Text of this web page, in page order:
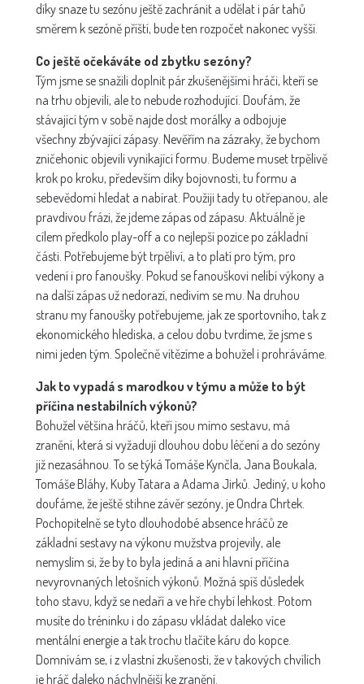
díky snaze tu sezónu ještě zachránit a udělat i pár tahů
směrem k sezóně příští, bude ten rozpočet nakonec vyšší.
Co ještě očekáváte od zbytku sezóny?
Tým jsme se snažili doplnit pár zkušenějšími hráči, kteří se
na trhu objevili, ale to nebude rozhodující. Doufám, že
stávající tým v sobě najde dost morálky a odbojuje
všechny zbývající zápasy. Nevěřím na zázraky, že bychom
zničehonic objevili vynikající formu. Budeme muset trpělivě
krok po kroku, především díky bojovnosti, tu formu a
sebevědomí hledat a nabírat. Použiji tady tu otřepanou, ale
pravdivou frázi, že jdeme zápas od zápasu. Aktuálně je
cílem předkolo play-off a co nejlepší pozice po základní
části. Potřebujeme být trpěliví, a to platí pro tým, pro
vedení i pro fanoušky. Pokud se fanouškovi nelíbí výkony a
na další zápas už nedorazí, nedivím se mu. Na druhou
stranu my fanoušky potřebujeme, jak ze sportovního, tak z
ekonomického hlediska, a celou dobu tvrdíme, že jsme s
nimi jeden tým. Společně vítězíme a bohužel i prohráváme.
Jak to vypadá s marodkou v týmu a může to být
příčina nestabilních výkonů?
Bohužel většina hráčů, kteří jsou mimo sestavu, má
zranění, která si vyžadují dlouhou dobu léčení a do sezóny
již nezasáhnou. To se týká Tomáše Kynčla, Jana Boukala,
Tomáše Bláhy, Kuby Tatara a Adama Jirků. Jediný, u koho
doufáme, že ještě stihne závěr sezóny, je Ondra Chrtek.
Pochopitelně se tyto dlouhodobé absence hráčů ze
základní sestavy na výkonu mužstva projevily, ale
nemyslím si, že by to byla jediná a ani hlavní příčina
nevyrovnaných letošních výkonů. Možná spíš důsledek
toho stavu, když se nedaří a ve hře chybí lehkost. Potom
musíte do tréninku i do zápasu vkládat daleko více
mentální energie a tak trochu tlačíte káru do kopce.
Domnívám se, i z vlastní zkušenosti, že v takových chvílích
je hráč daleko náchylnější ke zranění.